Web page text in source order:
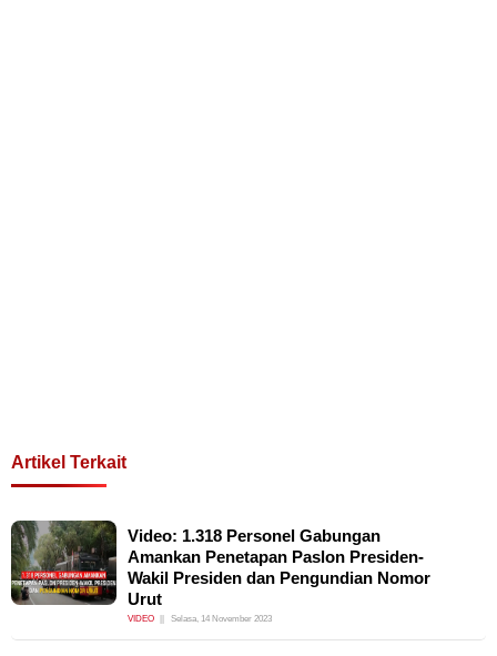
Artikel Terkait
Video: 1.318 Personel Gabungan
Amankan Penetapan Paslon Presiden-
Wakil Presiden dan Pengundian Nomor
Urut
VIDEO Selasa, 14 November 2023